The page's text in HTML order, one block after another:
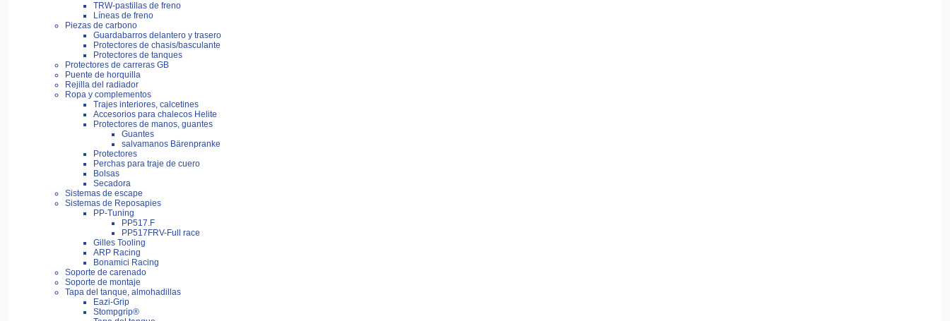
TRW-pastillas de freno
Líneas de freno
Piezas de carbono
Guardabarros delantero y trasero
Protectores de chasis/basculante
Protectores de tanques
Protectores de carreras GB
Puente de horquilla
Rejilla del radiador
Ropa y complementos
Trajes interiores, calcetines
Accesorios para chalecos Helite
Protectores de manos, guantes
Guantes
salvamanos Bärenpranke
Protectores
Perchas para traje de cuero
Bolsas
Secadora
Sistemas de escape
Sistemas de Reposapies
PP-Tuning
PP517.F
PP517FRV-Full race
Gilles Tooling
ARP Racing
Bonamici Racing
Soporte de carenado
Soporte de montaje
Tapa del tanque, almohadillas
Eazi-Grip
Stompgrip®